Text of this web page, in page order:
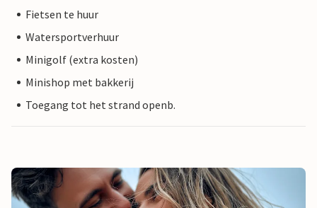
Fietsen te huur
Watersportverhuur
Minigolf (extra kosten)
Minishop met bakkerij
Toegang tot het strand openb.